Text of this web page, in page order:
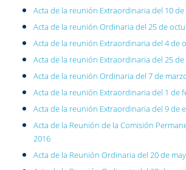
Acta de la reunión Extraordinaria del 10
Acta de la reunión Ordinaria del 25 de
Acta de la reunión Extraordinaria del 4 de
Acta de la reunión Extraordinaria del 25
Acta de la reunión Ordinaria del 7 de
Acta de la reunión Extraordinaria del 1 de
Acta de la reunión Extraordinaria del 9 de
Acta de la Reunión de la Comisión
2016
Acta de la Reunión Ordinaria del 20 de